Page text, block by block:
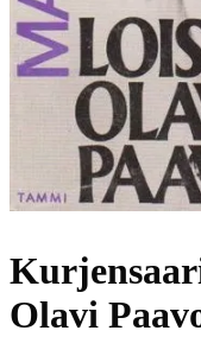
Olavi